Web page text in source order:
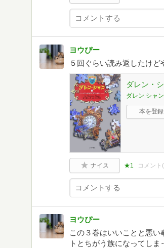
ヨウぴー
５回ぐらい読み返したけど
ダレン・
ダレン シャン
本を登録
ナイス ★1 コメント(
ヨウぴー
この３巻はいいことと悪
トとちがう族になってし